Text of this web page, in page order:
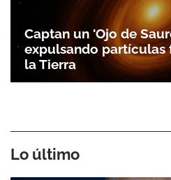
Captan un 'Ojo de
expulsando partículas
la Tierra
Lo último